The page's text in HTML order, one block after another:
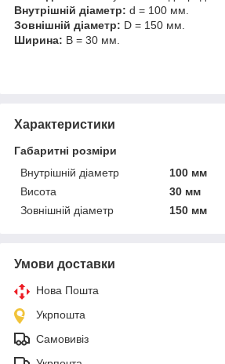
Внутрішній діаметр: d = 100 мм.
Зовнішній діаметр: D = 150 мм.
Ширина: B = 30 мм.
Характеристики
Габаритні розміри
Внутрішній діаметр
100 мм
Висота
30 мм
Зовнішній діаметр
150 мм
Умови доставки
Нова Пошта
Укрпошта
Самовивіз